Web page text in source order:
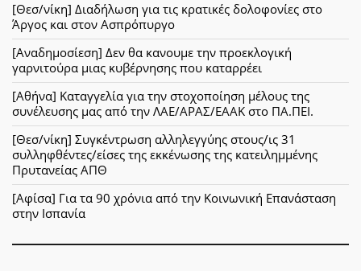
[Θεσ/νίκη] Διαδήλωση για τις κρατικές δολοφονίες στο
Άργος και στον Ασπρόπυργο
[Αναδημοσίεση] Δεν θα κανουμε την προεκλογική
γαρνιτούρα μιας κυβέρνησης που καταρρέει
[Αθήνα] Καταγγελία για την στοχοποίηση μέλους της
συνέλευσης μας από την ΛΑΕ/ΑΡΑΣ/ΕΑΑΚ στο ΠΑ.ΠΕΙ.
[Θεσ/νίκη] Συγκέντρωση αλληλεγγύης στους/ις 31
συλληφθέντες/είσες της εκκένωσης της κατειλημμένης
Πρυτανείας ΑΠΘ
[Αφίσα] Για τα 90 χρόνια από την Κοινωνική Επανάσταση
στην Ισπανία